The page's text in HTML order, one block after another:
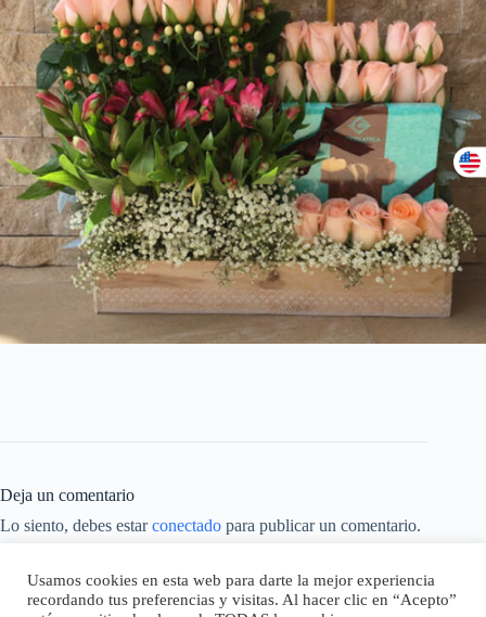
Deja un comentario
Lo siento, debes estarconectado para publicar un comentario.
Este sitio usa Akismet para reducir el spam.Aprende cómo se
procesan los datos de tus comentarios.
Usamos cookies en esta web para darte la mejor experiencia
recordando tus preferencias y visitas. Al hacer clic en “Acepto”